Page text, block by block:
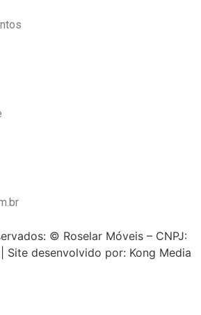
© Roselar Móveis – CNPJ:
Site desenvolvido por: Kong Media